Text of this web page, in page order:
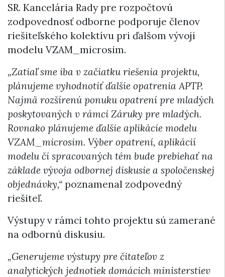
SR. Kancelária Rady pre rozpočtovú
zodpovednosť odborne podporuje členov
riešiteľského kolektívu pri ďalšom vývoji
modelu VZAM_microsim.
„Zatiaľ sme iba v začiatku riešenia projektu,
plánujeme vyhodnotiť ďalšie opatrenia APTP.
Najmä rozšírenú ponuku opatrení pre mladých
poskytovaných v rámci Záruky pre mladých.
Rovnako plánujeme ďalšie aplikácie modelu
VZAM_microsim. Výber opatrení, aplikácií
modelu či spracovaných tém bude prebiehať na
základe vývoja odbornej diskusie a spoločenskej
objednávky,“ poznamenal zodpovedný
riešiteľ.
Výstupy v rámci tohto projektu sú zamerané
na odbornú diskusiu.
„Generujeme výstupy pre čitateľov z
analytických jednotiek domácich ministerstiev